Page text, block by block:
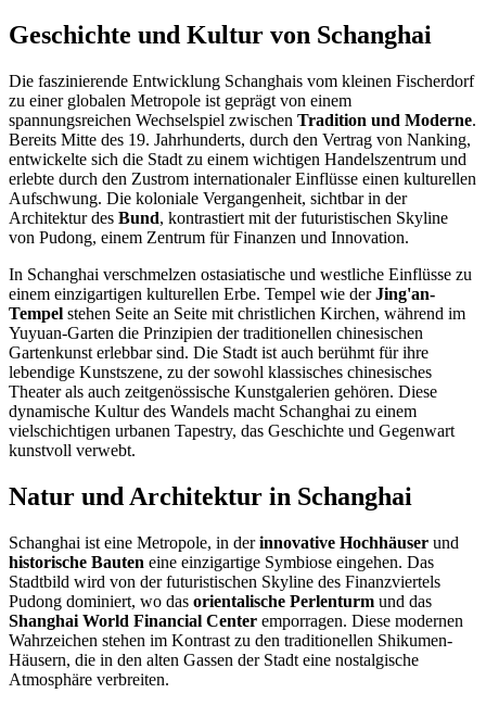
Geschichte und Kultur von Schanghai
Die faszinierende Entwicklung Schanghais vom kleinen Fischerdorf
zu einer globalen Metropole ist geprägt von einem
spannungsreichen Wechselspiel zwischen Tradition und Moderne.
Bereits Mitte des 19. Jahrhunderts, durch den Vertrag von Nanking,
entwickelte sich die Stadt zu einem wichtigen Handelszentrum und
erlebte durch den Zustrom internationaler Einflüsse einen kulturellen
Aufschwung. Die koloniale Vergangenheit, sichtbar in der
Architektur des Bund, kontrastiert mit der futuristischen Skyline
von Pudong, einem Zentrum für Finanzen und Innovation.
In Schanghai verschmelzen ostasiatische und westliche Einflüsse zu
einem einzigartigen kulturellen Erbe. Tempel wie derJing'an-
Tempel stehen Seite an Seite mit christlichen Kirchen, während im
Yuyuan-Garten die Prinzipien der traditionellen chinesischen
Gartenkunst erlebbar sind. Die Stadt ist auch berühmt für ihre
lebendige Kunstszene, zu der sowohl klassisches chinesisches
Theater als auch zeitgenössische Kunstgalerien gehören. Diese
dynamische Kultur des Wandels macht Schanghai zu einem
vielschichtigen urbanen Tapestry, das Geschichte und Gegenwart
kunstvoll verwebt.
Natur und Architektur in Schanghai
Schanghai ist eine Metropole, in derinnovative Hochhäuser und
historische Bauten eine einzigartige Symbiose eingehen. Das
Stadtbild wird von der futuristischen Skyline des Finanzviertels
Pudong dominiert, wo das orientalische Perlenturm und das
Shanghai World Financial Center emporragen. Diese modernen
Wahrzeichen stehen im Kontrast zu den traditionellen Shikumen-
Häusern, die in den alten Gassen der Stadt eine nostalgische
Atmosphäre verbreiten.